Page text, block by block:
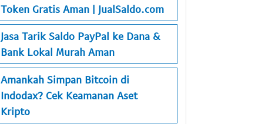
Token Gratis Aman | JualSaldo.com
Jasa Tarik Saldo PayPal ke Dana &
Bank Lokal Murah Aman
Amankah Simpan Bitcoin di
Indodax? Cek Keamanan Aset
Kripto